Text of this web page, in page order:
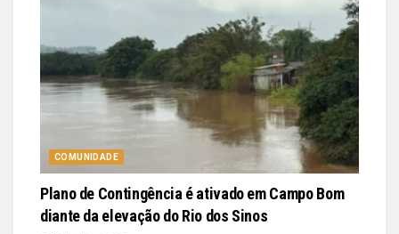
COMUNIDADE
Plano de Contingência é ativado em Campo Bom
diante da elevação do Rio dos Sinos